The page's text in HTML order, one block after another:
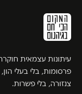
עיתונות עצמאית
פרסומות, בלי בעלי הון,
צנזורה, בלי פשרות.